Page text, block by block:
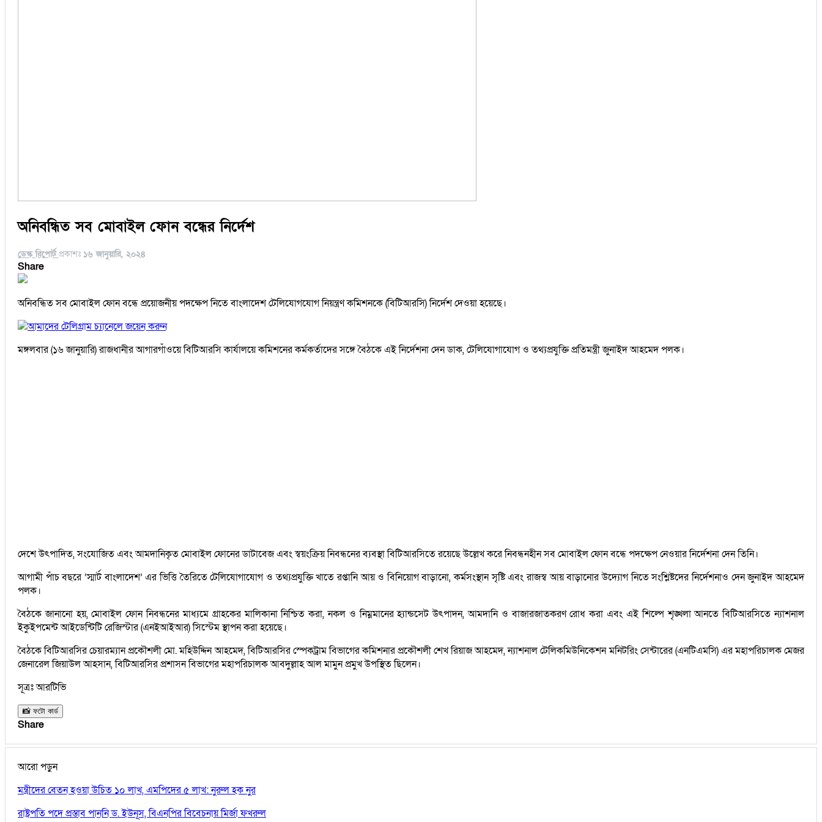
অনিবন্ধিত সব মোবাইল ফোন বন্ধের নির্দেশ
ডেস্ক রিপোর্ট প্রকাশঃ ১৬ জানুয়ারি, ২০২৪
Share
অনিবন্ধিত সব মোবাইল ফোন বন্ধে প্রয়োজনীয় পদক্ষেপ নিতে বাংলাদেশ টেলিযোগযোগ নিয়ন্ত্রণ কমিশনকে (বিটিআরসি) নির্দেশ দেওয়া হয়েছে।
আমাদের টেলিগ্রাম চ্যানেলে জয়েন করুন
মঙ্গলবার (১৬ জানুয়ারি) রাজধানীর আগারগাঁওয়ে বিটিআরসি কার্যালয়ে কমিশনের কর্মকর্তাদের সঙ্গে বৈঠকে এই নির্দেশনা দেন ডাক, টেলিযোগাযোগ ও তথ্যপ্রযুক্তি প্রতিমন্ত্রী জুনাইদ আহমেদ পলক।
দেশে উৎপাদিত, সংযোজিত এবং আমদানিকৃত মোবাইল ফোনের ডাটাবেজ এবং স্বয়ংক্রিয় নিবন্ধনের ব্যবস্থা বিটিআরসিতে রয়েছে উল্লেখ করে নিবন্ধনহীন সব মোবাইল ফোন বন্ধে পদক্ষেপ নেওয়ার নির্দেশনা দেন তিনি।
আগামী পাঁচ বছরে ‘স্মার্ট বাংলাদেশ’ এর ভিত্তি তৈরিতে টেলিযোগাযোগ ও তথ্যপ্রযুক্তি খাতে রপ্তানি আয় ও বিনিয়োগ বাড়ানো, কর্মসংস্থান সৃষ্টি এবং রাজস্ব আয় বাড়ানোর উদ্যোগ নিতে সংশ্লিষ্টদের নির্দেশনাও দেন জুনাইদ আহমেদ
পলক।
বৈঠকে জানানো হয়, মোবাইল ফোন নিবন্ধনের মাধ্যমে গ্রাহকের মালিকানা নিশ্চিত করা, নকল ও নিম্নমানের হ্যান্ডসেট উৎপাদন, আমদানি ও বাজারজাতকরণ রোধ করা এবং এই শিল্পে শৃঙ্খলা আনতে বিটিআরসিতে ন্যাশনাল
ইকুইপমেন্ট আইডেন্টিটি রেজিস্টার (এনইআইআর) সিস্টেম স্থাপন করা হয়েছে।
বৈঠকে বিটিআরসির চেয়ারম্যান প্রকৌশলী মো. মহিউদ্দিন আহমেদ, বিটিআরসির স্পেকট্রাম বিভাগের কমিশনার প্রকৌশলী শেখ রিয়াজ আহমেদ, ন্যাশনাল টেলিকমিউনিকেশন মনিটরিং সেন্টারের (এনটিএমসি) এর মহাপরিচালক মেজর
জেনারেল জিয়াউল আহসান, বিটিআরসির প্রশাসন বিভাগের মহাপরিচালক আবদুল্লাহ আল মামুন প্রমুখ উপস্থিত ছিলেন।
সূত্রঃ আরটিভি
📸 ফটো কার্ড
Share
আরো পড়ুন
মন্ত্রীদের বেতন হওয়া উচিত ১০ লাখ, এমপিদের ৫ লাখ: নুরুল হক নুর
রাষ্ট্রপতি পদে প্রস্তাব পাননি ড. ইউনূস, বিএনপির বিবেচনায় মির্জা ফখরুল